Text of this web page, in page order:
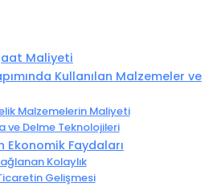
Maliyeti
Kullanılan Malzemeler ve
Malzemelerin Maliyeti
ve Delme Teknolojileri
Ekonomik Faydaları
Kolaylık
Gelişmesi